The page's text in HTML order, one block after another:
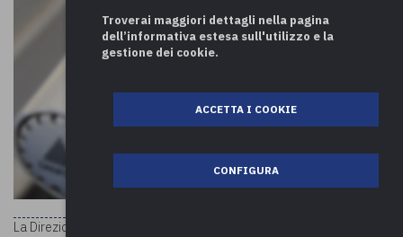
La Direzione centrale della Finanza Locale rende noto che le
Troverai maggiori dettagli nella pagina
dell’informativa estesa sull'utilizzo e la
gestione dei cookie.
ACCETTA I COOKIE
CONFIGURA